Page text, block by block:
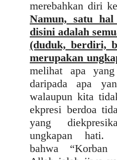
merebahkan diri
Namun, satu
disini adalah
(duduk, berdiri,
merupakan
melihat apa
daripada apa
walaupun kita
ekpresi berdoa
yang
ungkapan hati.
bahwa “Korban